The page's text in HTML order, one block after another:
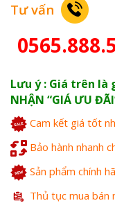
Tư vấn
Lưu ý : Giá trên là
NHẬN “GIÁ ƯU
Cam kết giá tốt
Bảo hành nhanh
Sản phẩm chính
Thủ tục mua bán